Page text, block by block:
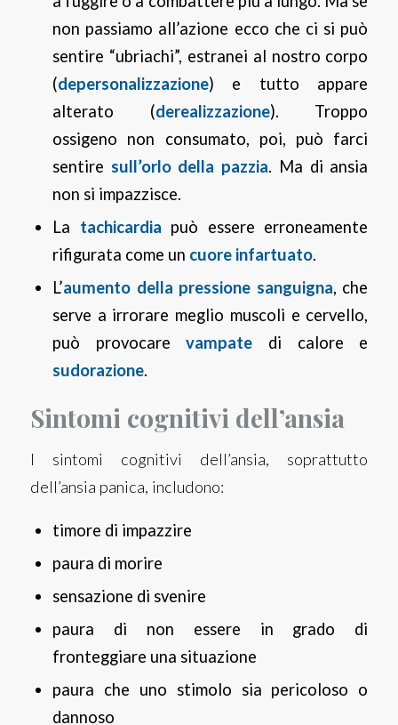
non passiamo all’azione ecco che ci si può
sentire “ubriachi”, estranei al nostro corpo
(depersonalizzazione) e tutto appare
alterato (derealizzazione). Troppo
ossigeno non consumato, poi, può farci
sentire sull’orlo della pazzia. Ma di ansia
non si impazzisce.
La tachicardia può essere erroneamente
rifigurata come un cuore infartuato.
L’aumento della pressione sanguigna, che
serve a irrorare meglio muscoli e cervello,
può provocarevampate di calore e
sudorazione.
Sintomi cognitivi dell’ansia
I sintomi cognitivi dell’ansia, soprattutto
dell’ansia panica, includono:
timore di impazzire
paura di morire
sensazione di svenire
paura di non essere in grado di
fronteggiare una situazione
paura che uno stimolo sia pericoloso o
dannoso